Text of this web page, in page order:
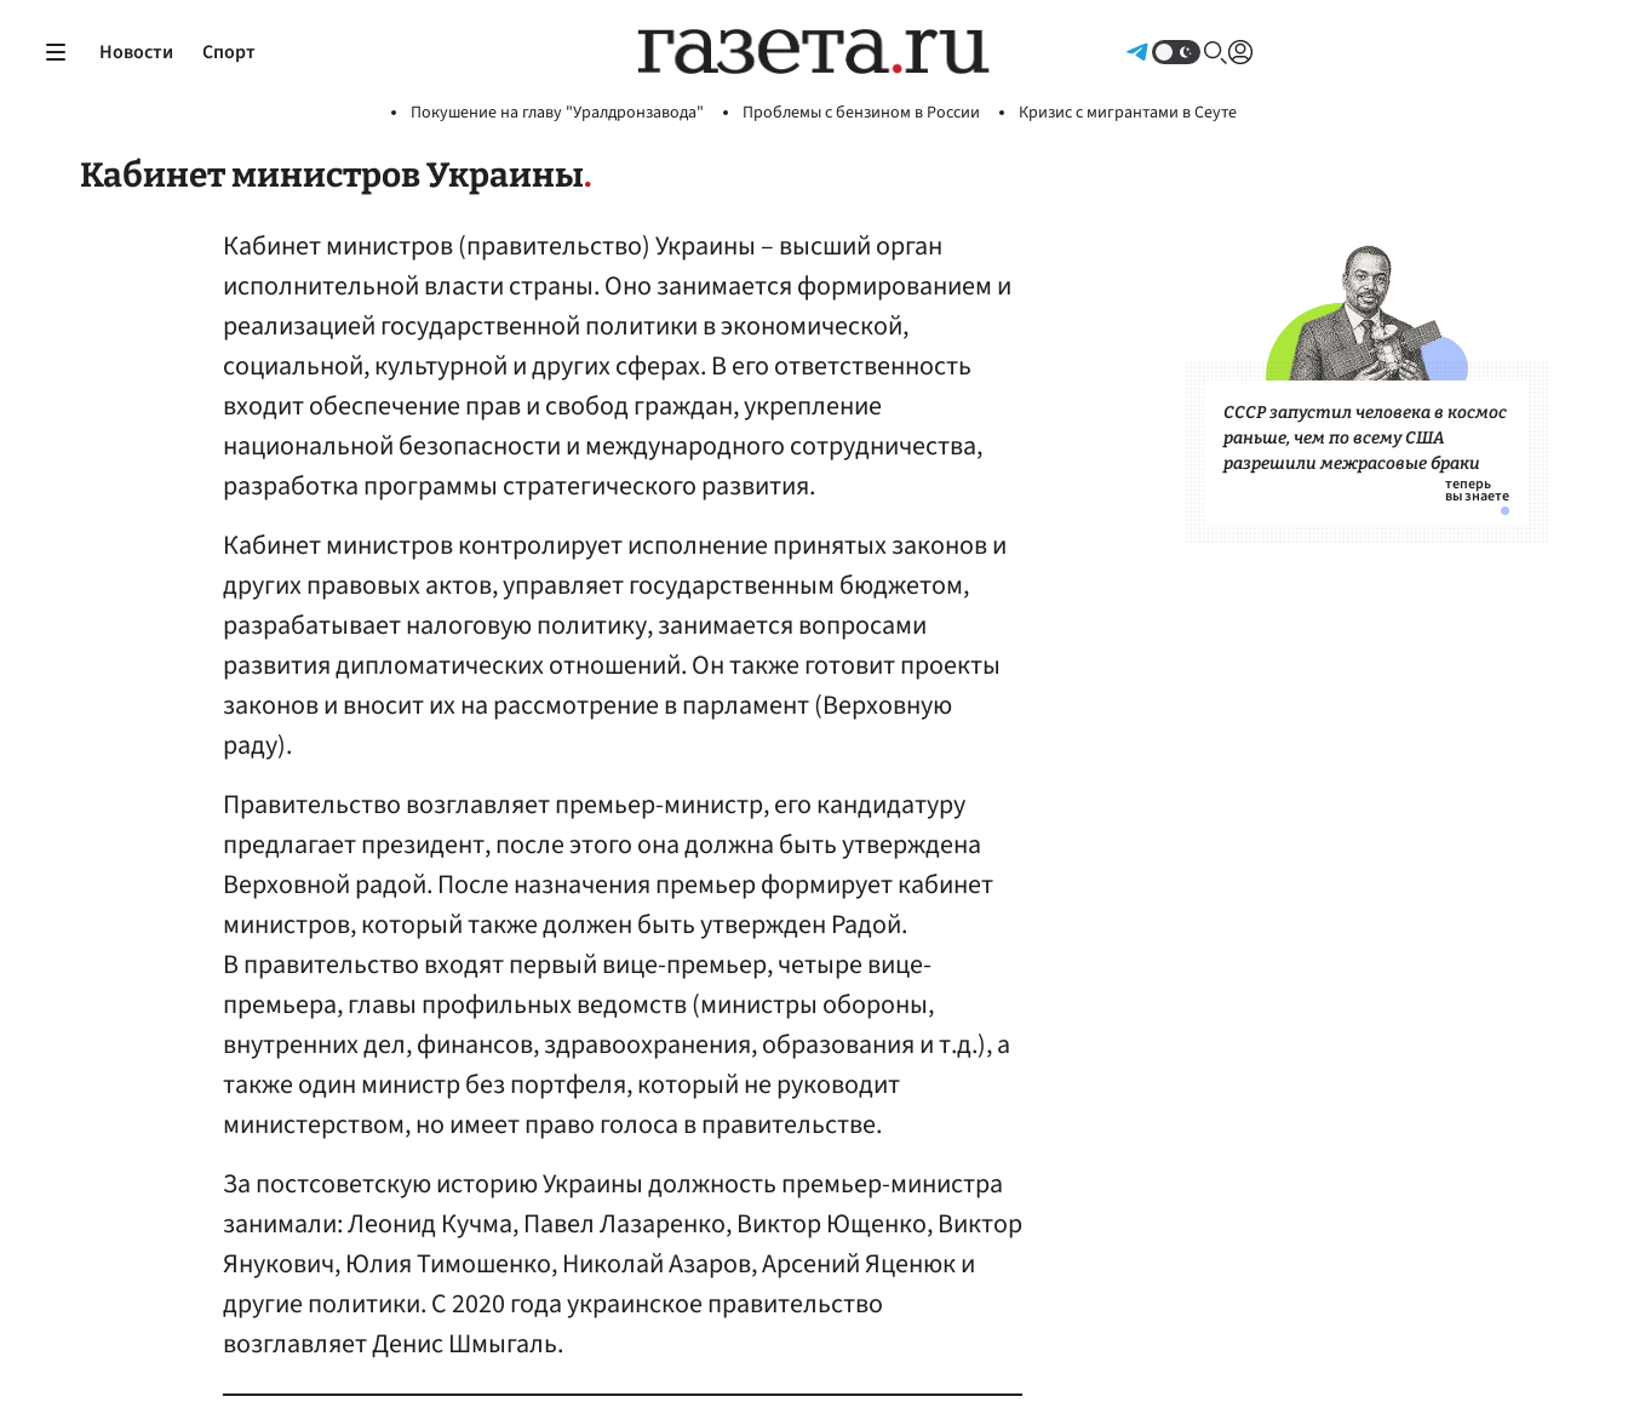
Новости Спорт
Покушение на главу "Уралдронзавода" Проблемы с бензином в России Кризис с мигрантами в Сеуте
Кабинет министров Украины
Кабинет министров (правительство) Украины – высший орган
исполнительной власти страны. Оно занимается формированием и
реализацией государственной политики в экономической,
социальной, культурной и других сферах. В его ответственность
входит обеспечение прав и свобод граждан, укрепление
национальной безопасности и международного сотрудничества,
разработка программы стратегического развития.
Кабинет министров контролирует исполнение принятых законов и
других правовых актов, управляет государственным бюджетом,
разрабатывает налоговую политику, занимается вопросами
развития дипломатических отношений. Он также готовит проекты
законов и вносит их на рассмотрение в парламент (Верховную
раду).
Правительство возглавляет премьер-министр, его кандидатуру
предлагает президент, после этого она должна быть утверждена
Верховной радой. После назначения премьер формирует кабинет
министров, который также должен быть утвержден Радой.
В правительство входят первый вице-премьер, четыре вице-
премьера, главы профильных ведомств (министры обороны,
внутренних дел, финансов, здравоохранения, образования и т.д.), а
также один министр без портфеля, который не руководит
министерством, но имеет право голоса в правительстве.
За постсоветскую историю Украины должность премьер-министра
занимали: Леонид Кучма, Павел Лазаренко, Виктор Ющенко, Виктор
Янукович, Юлия Тимошенко, Николай Азаров, Арсений Яценюк и
другие политики. С 2020 года украинское правительство
возглавляет Денис Шмыгаль.
СССР запустил человека в космос
раньше, чем по всему США
разрешили межрасовые браки